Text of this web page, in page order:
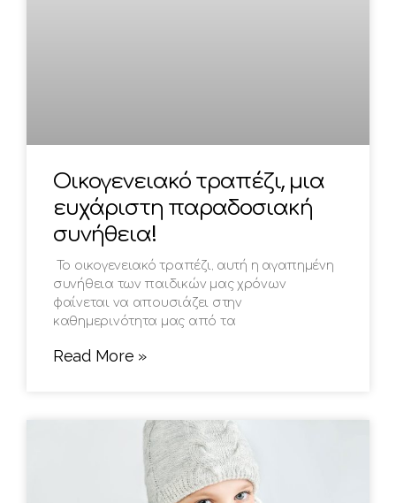
Οικογενειακό τραπέζι, μια
ευχάριστη παραδοσιακή
συνήθεια!
Το οικογενειακό τραπέζι, αυτή η αγαπημένη
συνήθεια των παιδικών μας χρόνων
φαίνεται να απουσιάζει στην
καθημερινότητα μας από τα
Read More »